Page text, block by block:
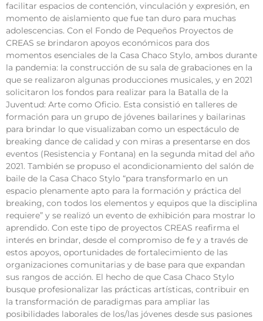
facilitar espacios de contención, vinculación y expresión, en
momento de aislamiento que fue tan duro para muchas
adolescencias. Con el Fondo de Pequeños Proyectos de
CREAS se brindaron apoyos económicos para dos
momentos esenciales de la Casa Chaco Stylo, ambos durante
la pandemia: la construcción de su sala de grabaciones en la
que se realizaron algunas producciones musicales, y en 2021
solicitaron los fondos para realizar para la Batalla de la
Juventud: Arte como Oficio. Esta consistió en talleres de
formación para un grupo de jóvenes bailarines y bailarinas
para brindar lo que visualizaban como un espectáculo de
breaking dance de calidad y con miras a presentarse en dos
eventos (Resistencia y Fontana) en la segunda mitad del año
2021. También se propuso el acondicionamiento del salón de
baile de la Casa Chaco Stylo “para transformarlo en un
espacio plenamente apto para la formación y práctica del
breaking, con todos los elementos y equipos que la disciplina
requiere” y se realizó un evento de exhibición para mostrar lo
aprendido. Con este tipo de proyectos CREAS reafirma el
interés en brindar, desde el compromiso de fe y a través de
estos apoyos, oportunidades de fortalecimiento de las
organizaciones comunitarias y de base para que expandan
sus rangos de acción. El hecho de que Casa Chaco Stylo
busque profesionalizar las prácticas artísticas, contribuir en
la transformación de paradigmas para ampliar las
posibilidades laborales de los/las jóvenes desde sus pasiones